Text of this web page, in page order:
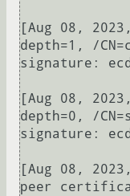
[Aug 08,
depth=1, /
signature:
[Aug 08,
depth=0, /
signature:
[Aug 08,
peer